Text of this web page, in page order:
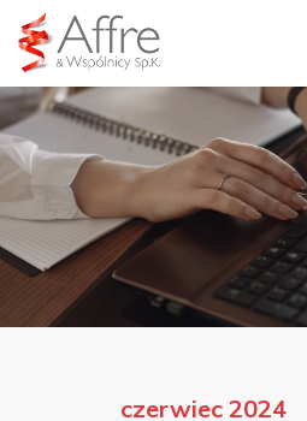
czerwiec 2024